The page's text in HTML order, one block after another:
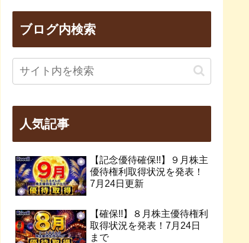
ブログ内検索
人気記事
【記念優待確保!!】９月株主
優待権利取得状況を発表！
7月24日更新
【確保!!】８月株主優待権利
取得状況を発表！7月24日
まで